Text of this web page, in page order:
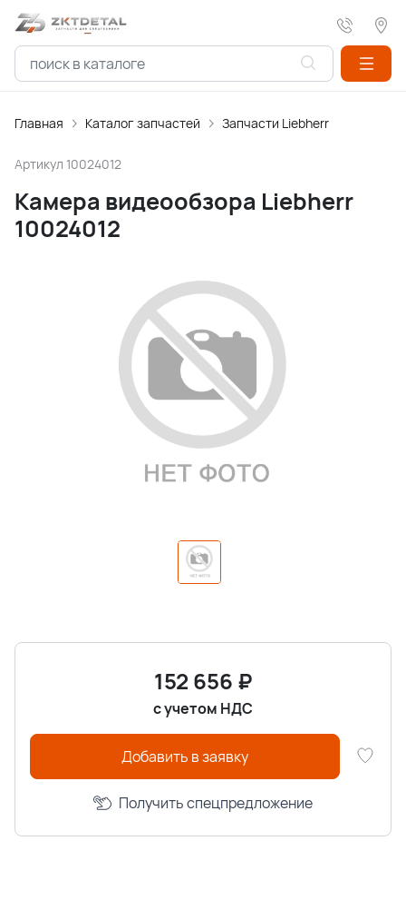
Главная Каталог запчастей Запчасти Liebherr
Артикул 10024012
Камера видеообзора Liebherr
10024012
152 656 ₽
с учетом НДС
Добавить в заявку
Получить спецпредложение